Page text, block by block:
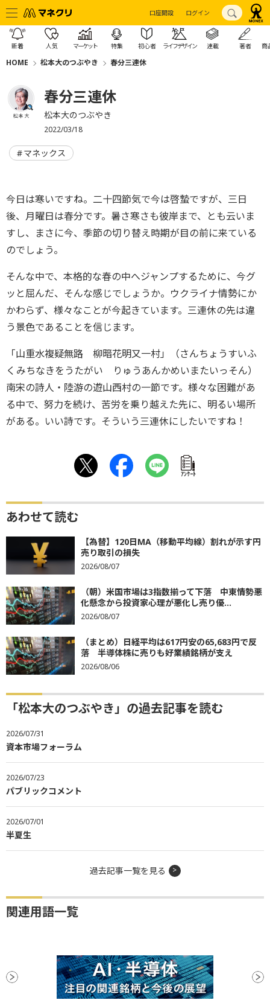
口座開設 ログイン
新着 人気 マーケット 特集 初心者 ライフデザイン 連載 著者 商
HOME 松本大のつぶやき 春分三連休
松本 大
春分三連休
松本大のつぶやき
2022/03/18
マネックス
今日は寒いですね。二十四節気で今は啓蟄ですが、三日
後、月曜日は春分です。暑さ寒さも彼岸まで、とも云いま
すし、まさに今、季節の切り替え時期が目の前に来ている
のでしょう。
そんな中で、本格的な春の中へジャンプするために、今グ
ッと屈んだ、そんな感じでしょうか。ウクライナ情勢にか
かわらず、様々なことが今起きています。三連休の先は違
う景色であることを信じます。
「山重水複疑無路 柳暗花明又一村」（さんちょうすいふ
くみちなきをうたがい りゅうあんかめいまたいっそん）
南宋の詩人・陸游の遊山西村の一節です。様々な困難があ
る中で、努力を続け、苦労を乗り越えた先に、明るい場所
がある。いい詩です。そういう三連休にしたいですね！
ｱﾝｹｰﾄ
あわせて読む
【為替】120日MA（移動平均線）割れが示す円
売り取引の損失
2026/08/07
（朝）米国市場は3指数揃って下落 中東情勢悪
化懸念から投資家心理が悪化し売り優...
2026/08/07
（まとめ）日経平均は617円安の65,683円で反
落 半導体株に売りも好業績銘柄が支え
2026/08/06
「松本大のつぶやき」の過去記事を読む
2026/07/31
資本市場フォーラム
2026/07/23
パブリックコメント
2026/07/01
半夏生
過去記事一覧を見る
関連用語一覧